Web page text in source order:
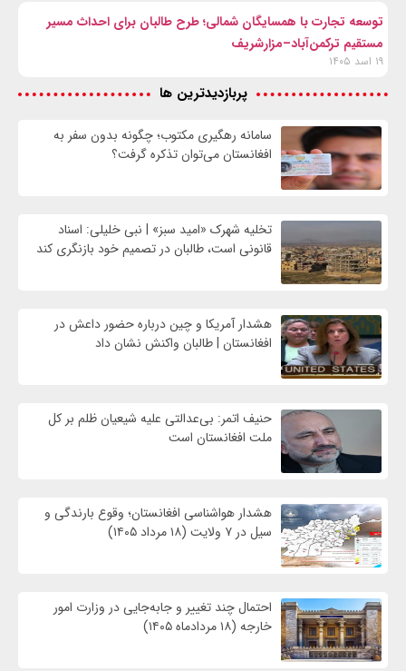
توسعه تجارت با همسایگان شمالی؛ طرح طالبان برای احداث مسیر
مستقیم ترکمن‌آباد–مزارشریف
۱۹ اسد ۱۴۰۵
پربازدیدترین ها
سامانه رهگیری مکتوب؛ چگونه بدون سفر به
افغانستان می‌توان تذکره گرفت؟
تخلیه شهرک «امید سبز» | نبی خلیلی: اسناد
قانونی است، طالبان در تصمیم خود بازنگری کند
هشدار آمریکا و چین درباره حضور داعش در
افغانستان | طالبان واکنش نشان داد
حنیف اتمر: بی‌عدالتی علیه شیعیان ظلم بر کل
ملت افغانستان است
هشدار هواشناسی افغانستان؛ وقوع بارندگی و
سیل در ۷ ولایت (۱۸ مرداد ۱۴۰۵)
احتمال چند تغییر و جابه‌جایی در وزارت امور
خارجه (۱۸ مردادماه ۱۴۰۵)